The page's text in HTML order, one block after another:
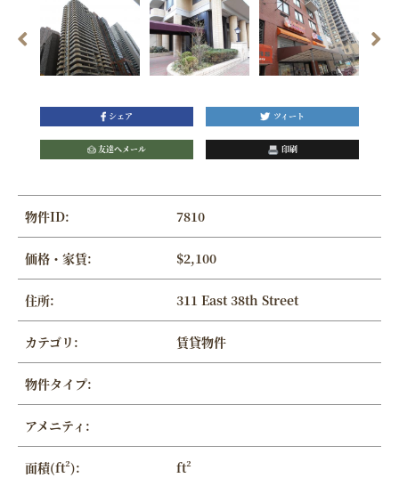
シェア ツィート
友達へメール 印刷
物件ID: 7810
価格・家賃: $2,100
住所: 311 East 38th Street
カテゴリ: 賃貸物件
物件タイプ:
アメニティ:
面積(ft²): ft²